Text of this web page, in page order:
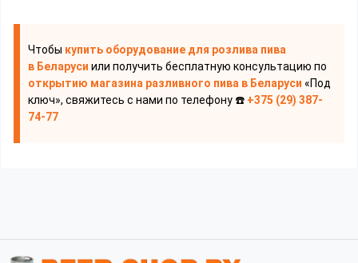
Чтобы купить оборудование для розлива пива
в Беларуси или получить бесплатную консультацию по
открытию магазина разливного пива в Беларуси «Под
ключ», свяжитесь с нами по телефону ☎️ +375 (29) 387-
74-77